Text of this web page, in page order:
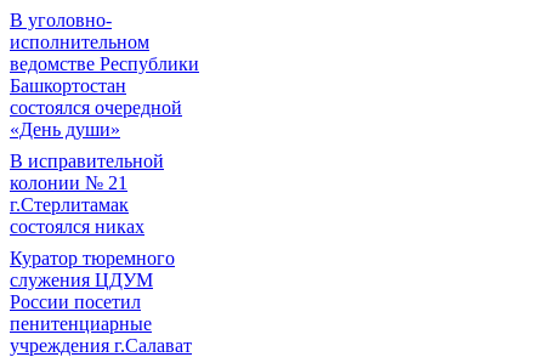
В уголовно-
исполнительном
ведомстве Республики
Башкортостан
состоялся очередной
«День души»
В исправительной
колонии № 21
г.Стерлитамак
состоялся никах
Куратор тюремного
служения ЦДУМ
России посетил
пенитенциарные
учреждения г.Салават